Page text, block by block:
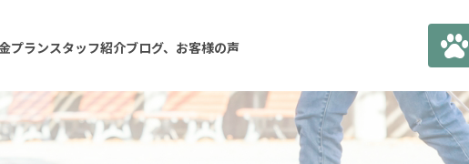
プランスタッフ紹介ブログ、お客様の声